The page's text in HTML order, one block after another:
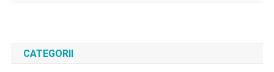
CATEGORII